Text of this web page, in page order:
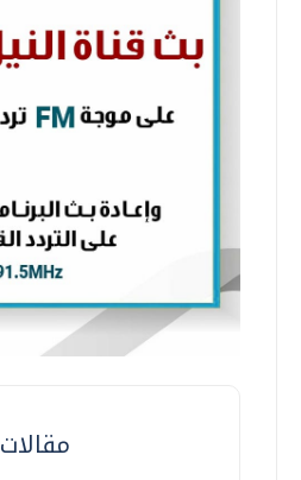
مقالات